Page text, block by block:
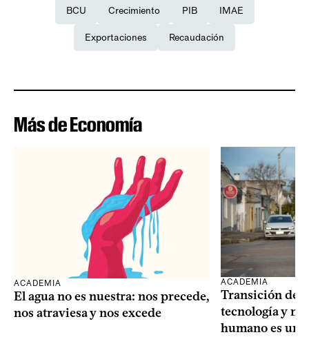
BCU Crecimiento PIB IMAE
Exportaciones Recaudación
Más de Economía
ACADEMIA
El agua no es nuestra: nos precede,
nos atraviesa y nos excede
ACADEMIA
Transición
tecnología y
humano es